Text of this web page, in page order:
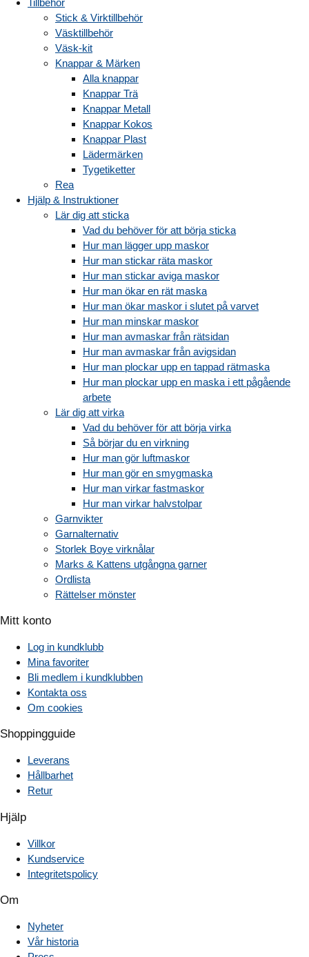
Stick & Virktillbehör
Väsktillbehör
Väsk-kit
Knappar & Märken
Alla knappar
Knappar Trä
Knappar Metall
Knappar Kokos
Knappar Plast
Lädermärken
Tygetiketter
Rea
Hjälp & Instruktioner
Lär dig att sticka
Vad du behöver för att börja sticka
Hur man lägger upp maskor
Hur man stickar räta maskor
Hur man stickar aviga maskor
Hur man ökar en rät maska
Hur man ökar maskor i slutet på varvet
Hur man minskar maskor
Hur man avmaskar från rätsidan
Hur man avmaskar från avigsidan
Hur man plockar upp en tappad rätmaska
Hur man plockar upp en maska i ett pågående
arbete
Lär dig att virka
Vad du behöver för att börja virka
Så börjar du en virkning
Hur man gör luftmaskor
Hur man gör en smygmaska
Hur man virkar fastmaskor
Hur man virkar halvstolpar
Garnvikter
Garnalternativ
Storlek Boye virknålar
Marks & Kattens utgångna garner
Ordlista
Rättelser mönster
Mitt konto
Log in kundklubb
Mina favoriter
Bli medlem i kundklubben
Kontakta oss
Om cookies
Shoppingguide
Leverans
Hållbarhet
Retur
Hjälp
Villkor
Kundservice
Integritetspolicy
Om
Nyheter
Vår historia